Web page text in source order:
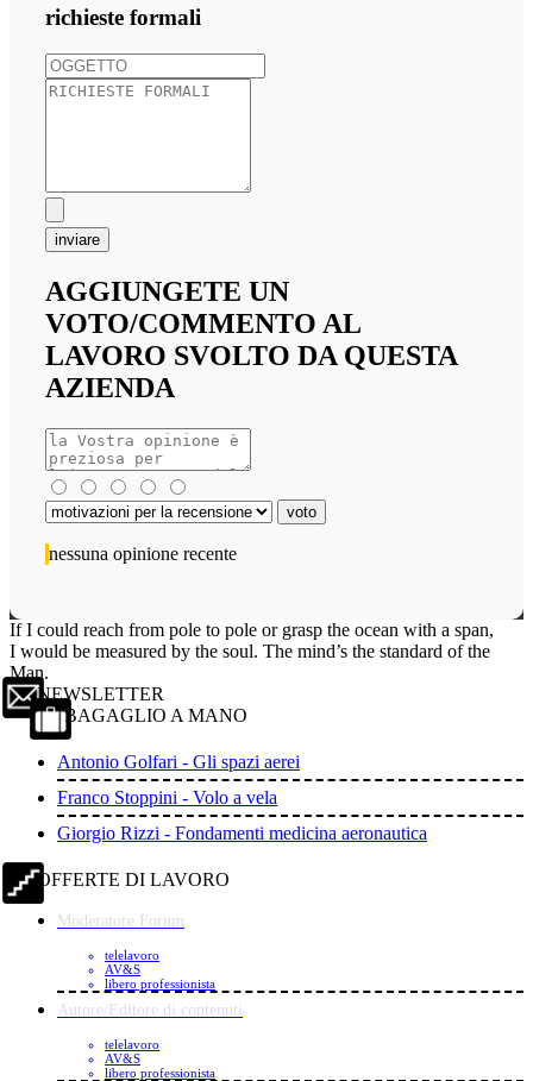
richieste formali
inviare
AGGIUNGETE UN
VOTO/COMMENTO AL
LAVORO SVOLTO DA QUESTA
AZIENDA
nessuna opinione recente
If I could reach from pole to pole or grasp the ocean with a span,
I would be measured by the soul. The mind’s the standard of the
Man.
NEWSLETTER
BAGAGLIO A MANO
Antonio Golfari - Gli spazi aerei
Franco Stoppini - Volo a vela
Giorgio Rizzi - Fondamenti medicina aeronautica
OFFERTE DI LAVORO
Moderatore Forum
telelavoro
AV&S
libero professionista
Autore/Editore di contenuti
telelavoro
AV&S
libero professionista